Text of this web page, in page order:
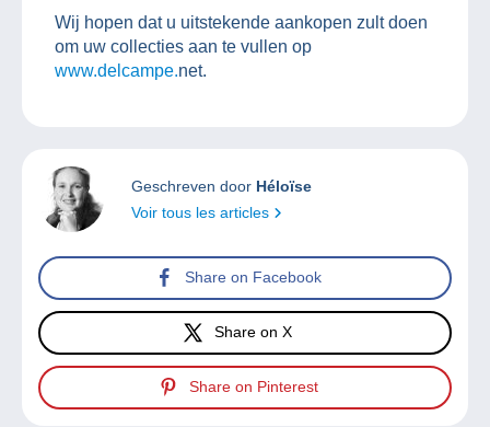
Wij hopen dat u uitstekende aankopen zult doen
om uw collecties aan te vullen op
www.delcampe.net.
Geschreven door Héloïse
Voir tous les articles
Share on Facebook
Share on X
Share on Pinterest